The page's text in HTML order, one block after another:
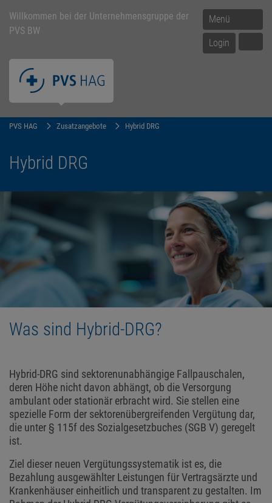
Menü
Login
Willkommen bei der Unternehmensgruppe der
PVS BW
PVS HAG Zusatzangebote Hybrid DRG
Hybrid DRG
Was sind Hybrid-DRG?
Hybrid-DRG sind sektorenunabhängige Fallpauschalen,
deren Höhe nicht davon abhängt, ob die Versorgung
ambulant oder stationär erbracht wird. Sie stellen eine
spezielle Form der sektorenübergreifenden Vergütung dar,
die unter § 115f des Sozialgesetzbuches (SGB V) geregelt
ist.
Ziel dieser neuen Vergütungssystematik ist es, die
Bezahlung ausgewählter Leistungen für Vertragsärzte und
Krankenhäuser einheitlich und transparent zu gestalten. Im